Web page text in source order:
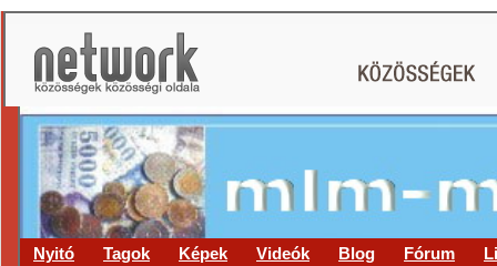
Nyitó Tagok Képek Videók Blog Fórum